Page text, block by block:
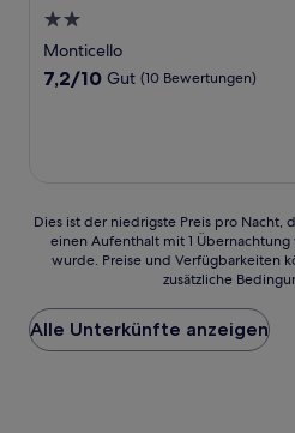
2.0-
Sterne-
Unterkunft
Monticello
7.2
7,2/10 Gut (10 Bewertungen)
Dies
der
Preis
pro
Nacht,
Dies ist der niedrigste Preis pro Nacht,
einen Aufenthalt mit 1
wurde. Preise und Verfügbarkeiten
zusätzliche
Alle Unterkünfte anzeigen